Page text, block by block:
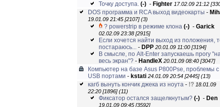
Точку доступа. (-) - Fighter 17.02.09 21:12
DOS программа и RCA выход видеокарты -
19.01.09 21:45 [2107] (3)
? powerstrip в режиме клона (-) - Garick
02.02.09 23:38 [2915]
Если хочется найти выход из положения,
постараюсь... - DPP 20.01.09 11:00 [3194]
В смысле, по Alt-Enter запускаешь прогу
весь экран"? - HandleX 20.01.09 08:40 [3047]
Компьютер на базе Asus P800Pse, проблемы с
USB портами - kstati 24.01.09 20:54 [2445] (13)
кагб вынуть кончик джека из ноута - !? 18.01.09
22:20 [1896] (11)
Фиксатор остался защелкнутым? (-) - Den
19.01.09 09:45 [3592]